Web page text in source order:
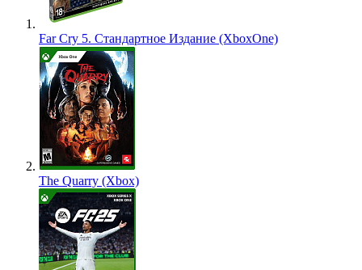
Far Cry 5. Стандартное Издание (XboxOne)
The Quarry (Xbox)